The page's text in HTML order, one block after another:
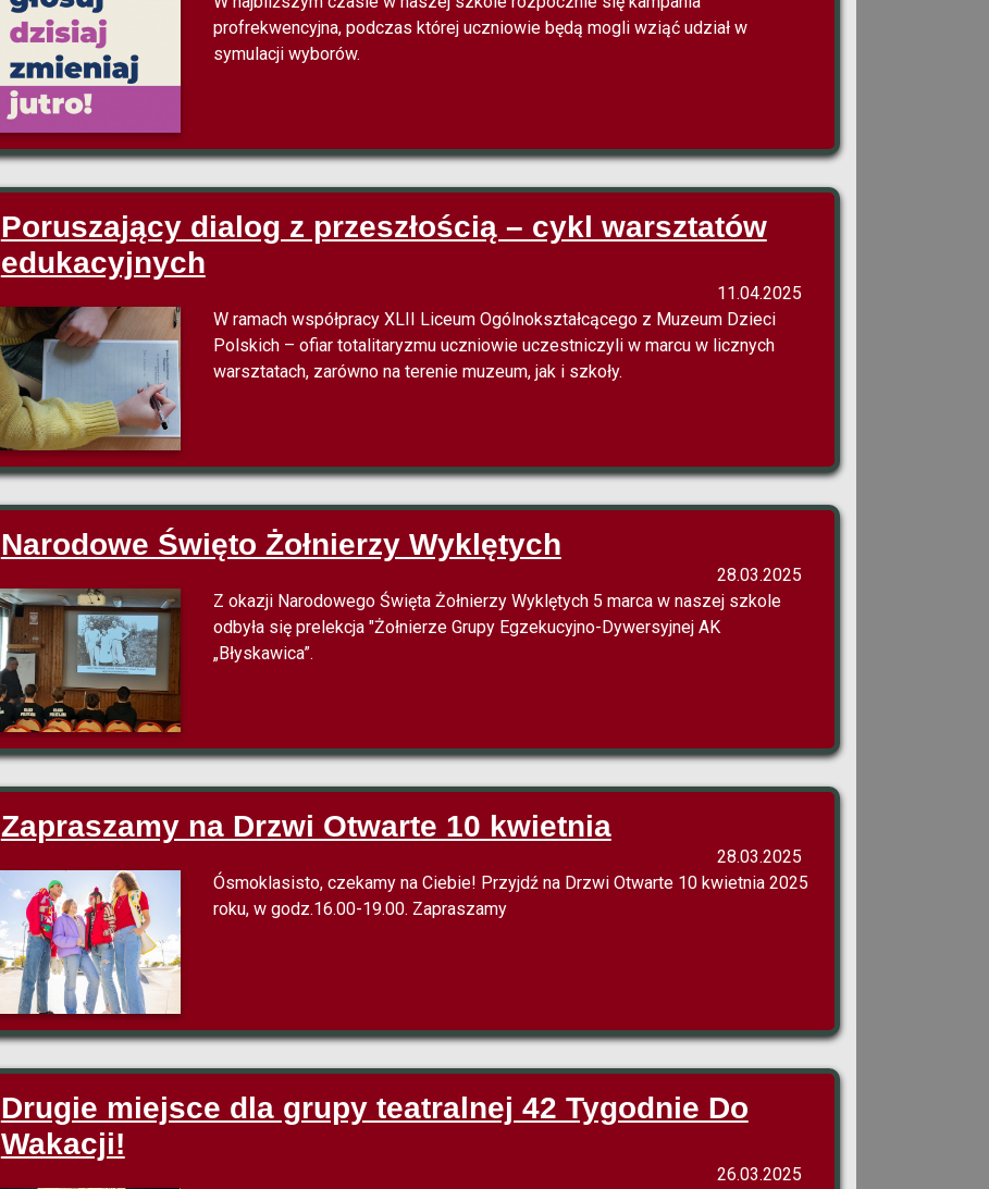
profrekwencyjna, podczas której uczniowie będą mogli wziąć udział w
symulacji wyborów.
Poruszający dialog z przeszłością – cykl warsztatów
edukacyjnych
11.04.2025
W ramach współpracy XLII Liceum Ogólnokształcącego z Muzeum Dzieci
Polskich – ofiar totalitaryzmu uczniowie uczestniczyli w marcu w licznych
warsztatach, zarówno na terenie muzeum, jak i szkoły.
Narodowe Święto Żołnierzy Wyklętych
28.03.2025
Z okazji Narodowego Święta Żołnierzy Wyklętych 5 marca w naszej szkole
odbyła się prelekcja "Żołnierze Grupy Egzekucyjno-Dywersyjnej AK
„Błyskawica”.
Zapraszamy na Drzwi Otwarte 10 kwietnia
28.03.2025
Ósmoklasisto, czekamy na Ciebie! Przyjdź na Drzwi Otwarte 10 kwietnia 2025
roku, w godz.16.00-19.00. Zapraszamy
Drugie miejsce dla grupy teatralnej 42 Tygodnie Do
Wakacji!
26.03.2025